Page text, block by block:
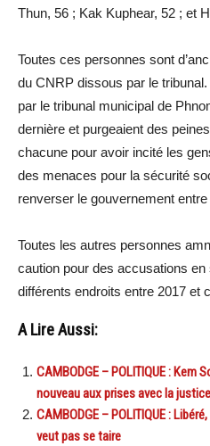
Thun, 56 ; Kak Kuphear, 52 ; et
Toutes ces personnes sont
du CNRP dissous par le
par le tribunal municipal de
dernière et purgeaient des
chacune pour avoir incité les
des menaces pour la sécurité
renverser le gouvernement
Toutes les autres personnes
caution pour des accusations
différents endroits entre 2017 et
A Lire Aussi:
CAMBODGE – POLITIQUE : Kem
nouveau aux prises avec la
CAMBODGE – POLITIQUE :
veut pas se taire